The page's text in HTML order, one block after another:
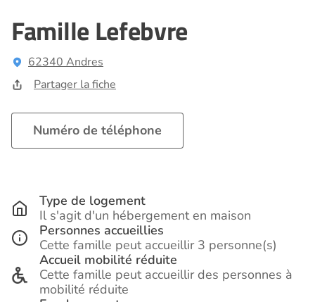
Famille Lefebvre
62340 Andres
Partager la fiche
Numéro de téléphone
Type de logement
Il s'agit d'un hébergement en maison
Personnes accueillies
Cette famille peut accueillir 3 personne(s)
Accueil mobilité réduite
Cette famille peut accueillir des personnes à
mobilité réduite